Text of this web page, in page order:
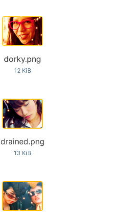
dorky.png
12 KiB
drained.png
13 KiB